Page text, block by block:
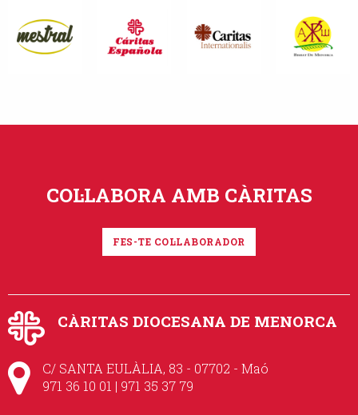
COL·LABORA AMB CÀRITAS
FES-TE COL·LABORADOR
CÀRITAS DIOCESANA DE MENORCA
C/ SANTA EULÀLIA, 83 - 07702 - Maó
971 36 10 01 | 971 35 37 79